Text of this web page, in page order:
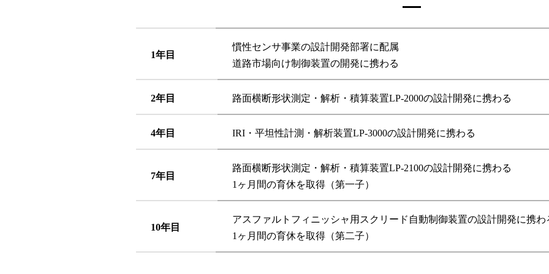
1年目
慣性センサ事業の設計開発部署に配属
道路市場向け制御装置の開発に携わる
2年目 路面横断形状測定・解析・積算装置LP-2000の設計開発に携わる
4年目 IRI・平坦性計測・解析装置LP-3000の設計開発に携わる
7年目
路面横断形状測定・解析・積算装置LP-2100の設計開発に携わる
1ヶ月間の育休を取得（第一子）
10年目
アスファルトフィニッシャ用スクリード自動制御装置の設計開発に携わ
1ヶ月間の育休を取得（第二子）